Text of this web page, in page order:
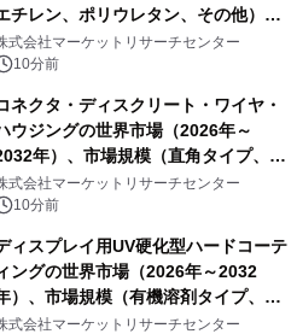
チレン、ポリウレタン、その他）・
析レポートを発表
式会社マーケットリサーチセンター
10分前
ネクタ・ディスクリート・ワイヤ・
ウジングの世界市場（2026年～
年）、市場規模（直角タイプ、T
、Y型）・分析レポートを発表
式会社マーケットリサーチセンター
10分前
ィスプレイ用UV硬化型ハードコーテ
ングの世界市場（2026年～2032
）、市場規模（有機溶剤タイプ、無
溶剤タイプ、その他）・分析レポー
式会社マーケットリサーチセンター